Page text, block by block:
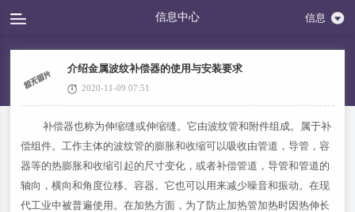
信息中心 信息
介绍金属波纹补偿器的使用与安装要求
2020-11-09 07:51
补偿器也称为伸缩缝或伸缩缝。它由波纹管和附件组成。属于补
偿组件。工作主体的波纹管的膨胀和收缩可以吸收由管道，导管，容
器等的热膨胀和收缩引起的尺寸变化，或者补偿管道，导管和管道的
轴向，横向和角度位移。容器。它也可以用来减少噪音和振动。在现
代工业中被普遍使用。在加热方面，为了防止加热管加热时因热伸长